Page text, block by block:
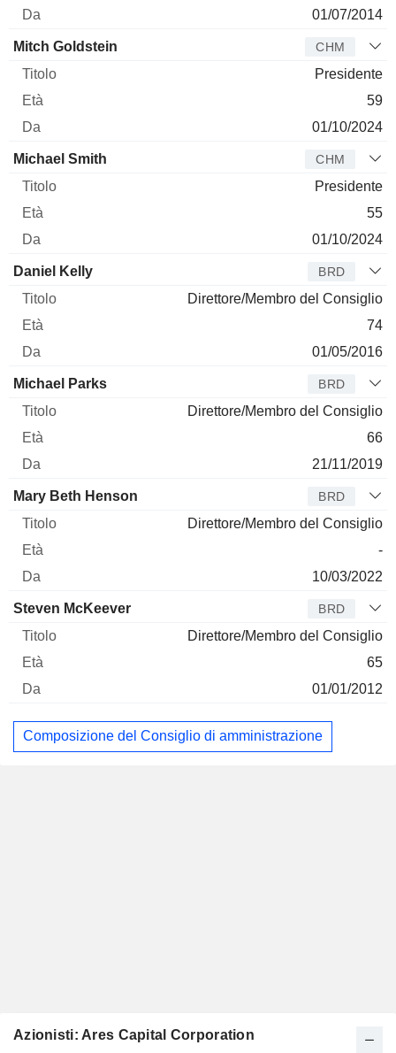
01/07/2014
Mitch Goldstein CHM
Presidente
59
01/10/2024
Michael Smith CHM
Presidente
55
01/10/2024
Daniel Kelly BRD
Direttore/Membro del Consiglio
74
01/05/2016
Michael Parks BRD
Direttore/Membro del Consiglio
66
21/11/2019
Mary Beth Henson BRD
Direttore/Membro del Consiglio
-
10/03/2022
Steven McKeever BRD
Direttore/Membro del Consiglio
65
01/01/2012
Composizione del Consiglio di amministrazione
Azionisti: Ares Capital Corporation